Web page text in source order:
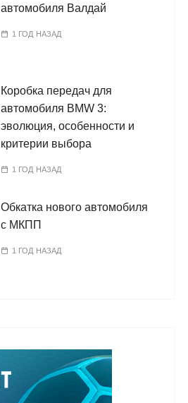
автомобиля Валдай
1 ГОД НАЗАД
Коробка передач для
автомобиля BMW 3:
эволюция, особенности и
критерии выбора
1 ГОД НАЗАД
Обкатка нового автомобиля
с МКПП
1 ГОД НАЗАД